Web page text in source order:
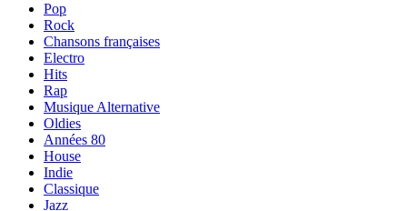
Pop
Rock
Chansons françaises
Electro
Hits
Rap
Musique Alternative
Oldies
Années 80
House
Indie
Classique
Jazz